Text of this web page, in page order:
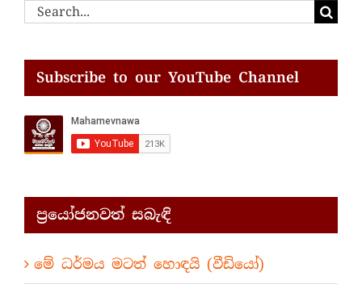
Search
Subscribe to our YouTube Channel
ප්‍රයෝජනවත් සබැඳි
මේ ධර්මය මටත් හොඳයි (වීඩියෝ)